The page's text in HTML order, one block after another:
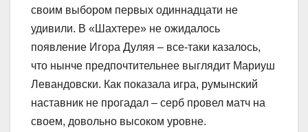
своим выбором первых одиннадцати не
удивили. В «Шахтере» не ожидалось
появление Игора Дуляя – все-таки казалось,
что нынче предпочтительнее выглядит Мариуш
Левандовски. Как показала игра, румынский
наставник не прогадал – серб провел матч на
своем, довольно высоком уровне.